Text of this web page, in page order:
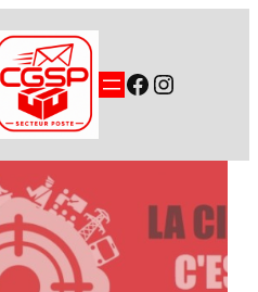
Facebook